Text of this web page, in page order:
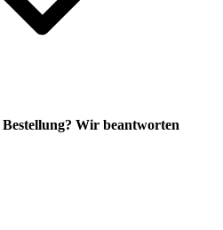
Wir beantworten